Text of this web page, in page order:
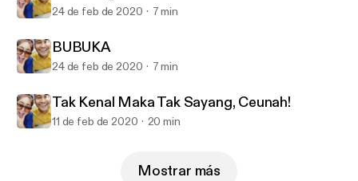
24 de feb de 2020 7 min
BUBUKA
24 de feb de 2020 7 min
Tak Kenal Maka Tak Sayang, Ceunah!
11 de feb de 2020 20 min
Mostrar más